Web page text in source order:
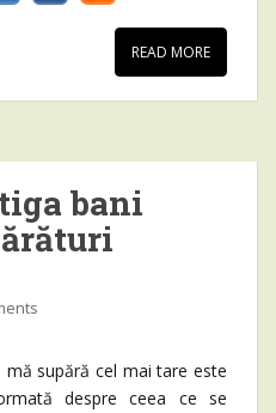
READ MORE
bani
supără cel mai tare este
despre ceea ce se